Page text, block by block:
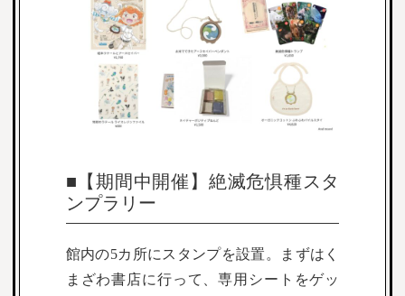
■【期間中開催】絶滅危惧種スタ
ンプラリー
館内の5カ所にスタンプを設置。まずはく
まざわ書店に行って、専用シートをゲッ